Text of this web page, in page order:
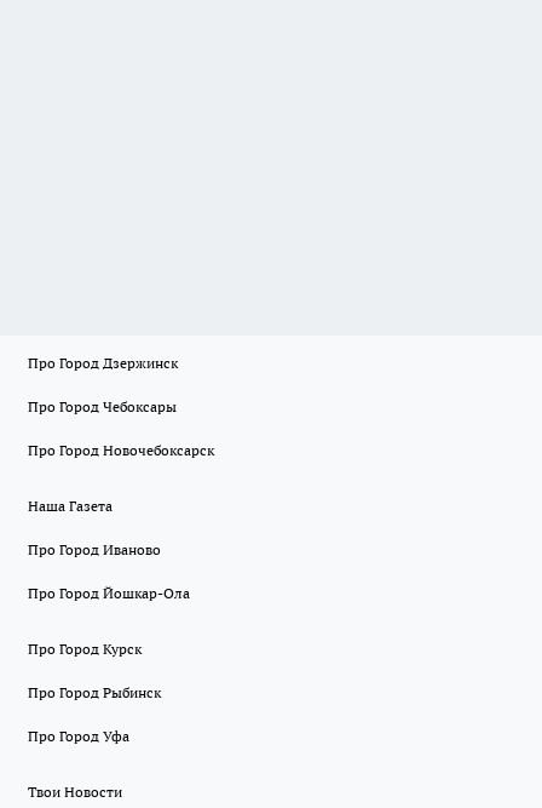
Про Город Дзержинск
Про Город Чебоксары
Про Город Новочебоксарск
Наша Газета
Про Город Иваново
Про Город Йошкар-Ола
Про Город Курск
Про Город Рыбинск
Про Город Уфа
Твои Новости